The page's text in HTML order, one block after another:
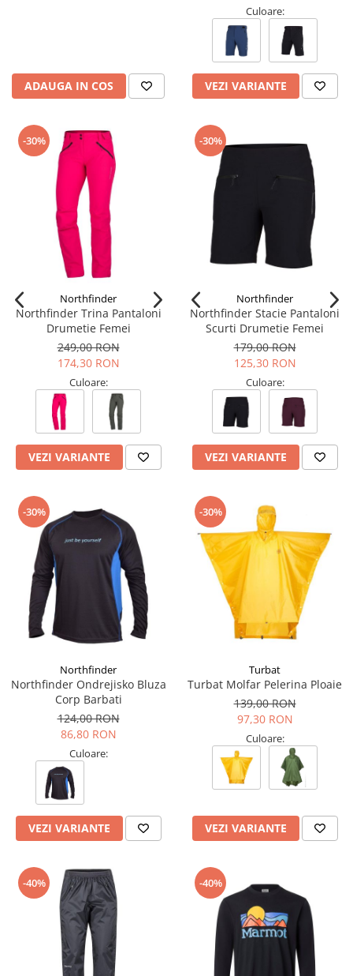
ADAUGA IN COS
Culoare:
VEZI VARIANTE
-30%
Northfinder
Northfinder Trina Pantaloni
Drumetie Femei
249,00 RON
174,30 RON
Culoare:
VEZI VARIANTE
-30%
Northfinder
Northfinder Stacie Pantaloni
Scurti Drumetie Femei
179,00 RON
125,30 RON
Culoare:
VEZI VARIANTE
-30%
Northfinder
Northfinder Ondrejisko Bluza
Corp Barbati
124,00 RON
86,80 RON
Culoare:
VEZI VARIANTE
-30%
Turbat
Turbat Molfar Pelerina Ploaie
139,00 RON
97,30 RON
Culoare:
VEZI VARIANTE
-40% -40%